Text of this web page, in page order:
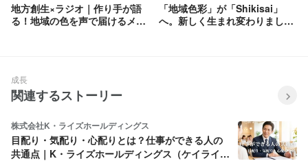
地方創生×ラジオ｜作り手が語
る！地域の色を声で届けるメデ
「地域色彩」が「Shikisai」
へ。新しく生まれ変わりまし
成長
関連するストーリー
株式会社K・ライズホールディングス
目配り・気配り・心配りとは？仕事ができる人の
共通点｜K・ライズホールディングス（ケイライ